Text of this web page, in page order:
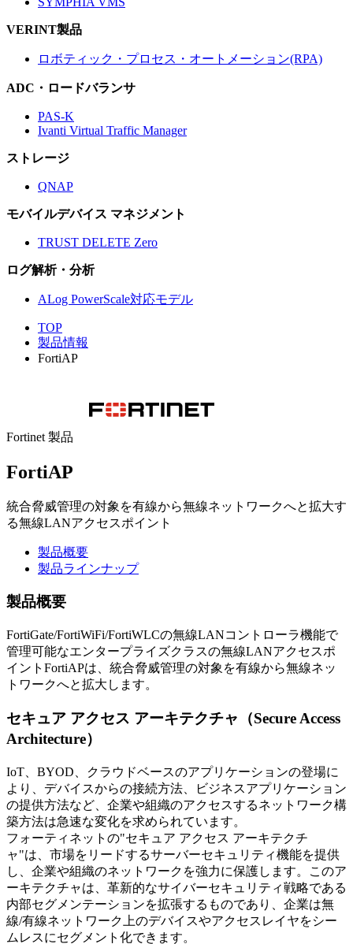
VERINT製品
ロボティック・プロセス・オートメーション(RPA)
ADC・ロードバランサ
PAS-K
Ivanti Virtual Traffic Manager
ストレージ
QNAP
モバイルデバイス マネジメント
TRUST DELETE Zero
ログ解析・分析
ALog PowerScale対応モデル
TOP
製品情報
FortiAP
Fortinet 製品
FortiAP
統合脅威管理の対象を有線から無線ネットワークへと拡大す
る無線LANアクセスポイント
製品概要
製品ラインナップ
製品概要
FortiGate/FortiWiFi/FortiWLCの無線LANコントローラ機能で
管理可能なエンタープライズクラスの無線LANアクセスポ
イントFortiAPは、統合脅威管理の対象を有線から無線ネッ
トワークへと拡大します。
セキュア アクセス アーキテクチャ（Secure Access
Architecture）
IoT、BYOD、クラウドベースのアプリケーションの登場に
より、デバイスからの接続方法、ビジネスアプリケーション
の提供方法など、企業や組織のアクセスするネットワーク構
築方法は急速な変化を求められています。
フォーティネットの"セキュア アクセス アーキテクチ
ャ"は、市場をリードするサーバーセキュリティ機能を提供
し、企業や組織のネットワークを強力に保護します。このア
ーキテクチャは、革新的なサイバーセキュリティ戦略である
内部セグメンテーションを拡張するものであり、企業は無
線/有線ネットワーク上のデバイスやアクセスレイヤをシー
ムレスにセグメント化できます。